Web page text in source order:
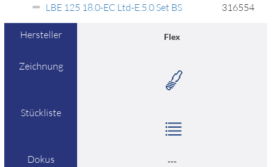
LBE 125 18.0-EC Ltd-E.5.0 Set BS 316554
Hersteller Flex
Zeichnung
Stückliste
Dokus ---